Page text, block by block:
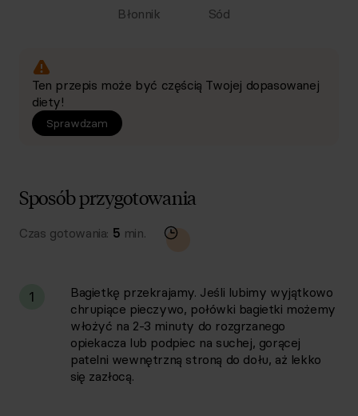
Błonnik Sód
Ten przepis może być częścią Twojej dopasowanej
diety!
Sprawdzam
Sposób przygotowania
Czas gotowania: 5 min.
1
Bagietkę przekrajamy. Jeśli lubimy wyjątkowo
chrupiące pieczywo, połówki bagietki możemy
włożyć na 2-3 minuty do rozgrzanego
opiekacza lub podpiec na suchej, gorącej
patelni wewnętrzną stroną do dołu, aż lekko
się zazłocą.